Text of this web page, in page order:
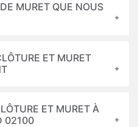
MURET QUE NOUS
ET MURET
ET MURET À
02100